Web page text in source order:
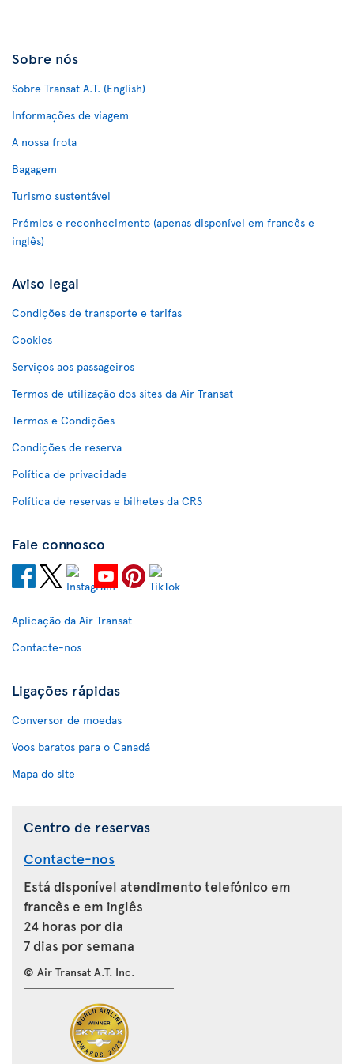
Sobre nós
Sobre Transat A.T. (English)
Informações de viagem
A nossa frota
Bagagem
Turismo sustentável
Prémios e reconhecimento (apenas disponível em francês e
inglês)
Aviso legal
Condições de transporte e tarifas
Cookies
Serviços aos passageiros
Termos de utilização dos sites da Air Transat
Termos e Condições
Condições de reserva
Política de privacidade
Política de reservas e bilhetes da CRS
Fale connosco
Aplicação da Air Transat
Contacte-nos
Ligações rápidas
Conversor de moedas
Voos baratos para o Canadá
Mapa do site
Centro de reservas
Contacte-nos
Está disponível atendimento telefónico em
francês e em inglês
24 horas por dia
7 dias por semana
© Air Transat A.T. Inc.